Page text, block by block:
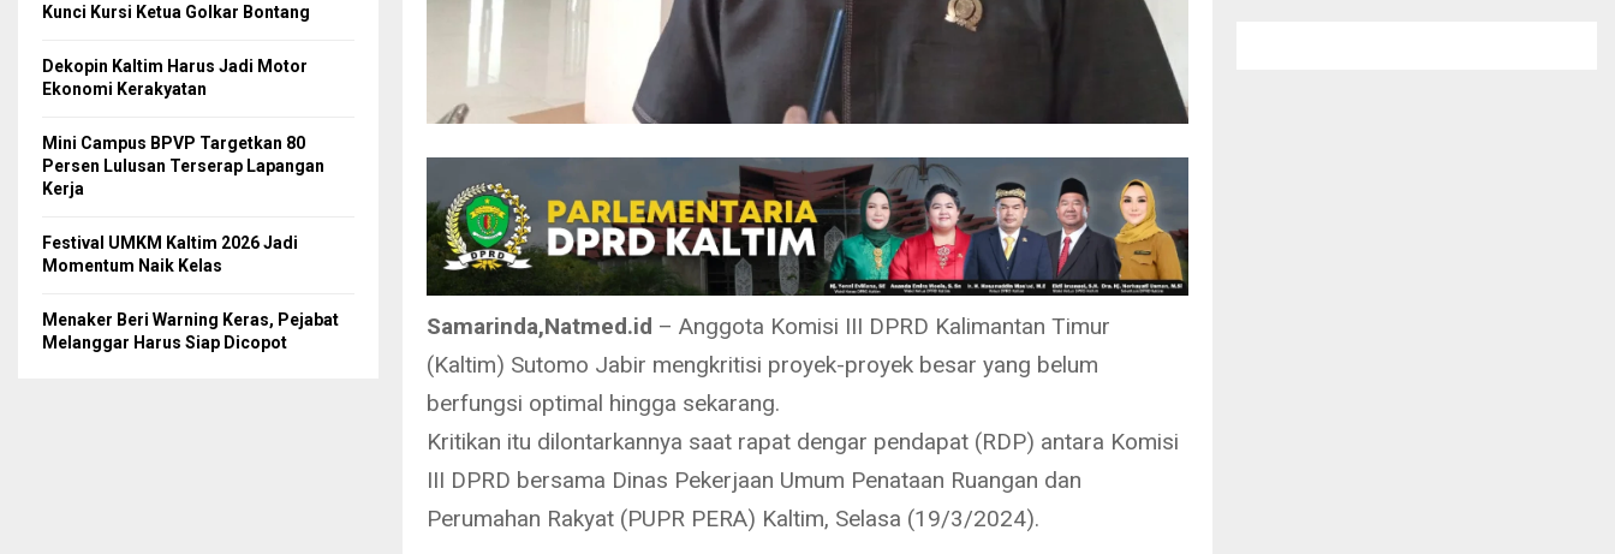
Samarinda,Natmed.id – Anggota Komisi III DPRD Kalimantan Timur
(Kaltim) Sutomo Jabir mengkritisi proyek-proyek besar yang belum
berfungsi optimal hingga sekarang.
Kritikan itu dilontarkannya saat rapat dengar pendapat (RDP) antara Komisi
III DPRD bersama Dinas Pekerjaan Umum Penataan Ruangan dan
Perumahan Rakyat (PUPR PERA) Kaltim, Selasa (19/3/2024).
Kunci Kursi Ketua Golkar Bontang
Dekopin Kaltim Harus Jadi Motor
Ekonomi Kerakyatan
Mini Campus BPVP Targetkan 80
Persen Lulusan Terserap Lapangan
Kerja
Festival UMKM Kaltim 2026 Jadi
Momentum Naik Kelas
Menaker Beri Warning Keras, Pejabat
Melanggar Harus Siap Dicopot